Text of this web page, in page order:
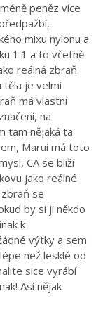
peněz více
mixu nylonu a
1:1 a to včetně
reálná zbraň
těla je velmi
má vlastní
na
tam nějaká ta
Marui má toto
CA se blíží
jako reálné
se
by si ji někdo
k
výtky a sem
než lesklé od
sice vyrábí
Asi nějak